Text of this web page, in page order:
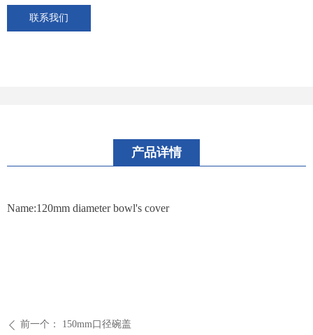
联系我们
产品详情
Name:120mm diameter bowl's cover
ꄴ 前一个： 150mm口径碗盖